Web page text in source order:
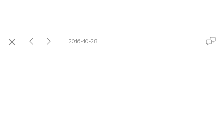
2016-10-28